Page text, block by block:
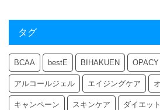
タグ
BCAA bestE BIHAKUEN OPACY
アルコールジェル エイジングケア
キャンペーン スキンケア ダイエット